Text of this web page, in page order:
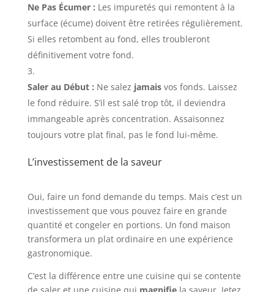
Ne Pas Écumer : Les impuretés qui remontent à la
surface (écume) doivent être retirées régulièrement.
Si elles retombent au fond, elles troubleront
définitivement votre fond.
Saler au Début : Ne salez jamaisvos fonds. Laissez
le fond réduire. S’il est salé trop tôt, il deviendra
immangeable après concentration. Assaisonnez
toujours votre plat final, pas le fond lui-même.
L’investissement de la saveur
Oui, faire un fond demande du temps. Mais c’est un
investissement que vous pouvez faire en grande
quantité et congeler en portions. Un fond maison
transformera un plat ordinaire en une expérience
gastronomique.
C’est la différence entre une cuisine qui se contente